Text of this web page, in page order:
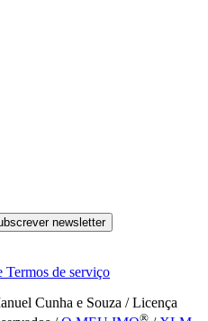
newsletter
Termos de serviço
Cunha e Souza / Licença
®